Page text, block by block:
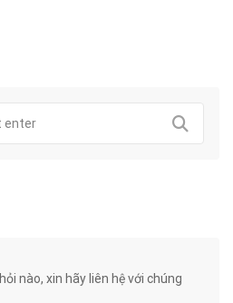
nào, xin hãy liên hệ với chúng